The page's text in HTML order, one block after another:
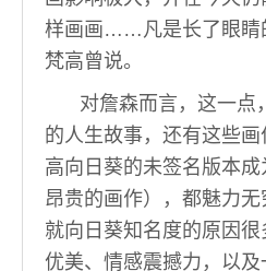
样画画……凡是长了眼睛
梵高曾说。
对詹森而言，这一点
的人生故事，还有这些
高向日葵的未签名版本
昂贵的画作），都魅力
就向日葵知名度的原因
优美、情感震撼力，以